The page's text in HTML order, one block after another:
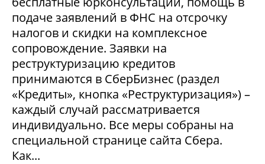
подаче заявлений в ФНС на отсрочку
налогов и скидки на комплексное
сопровождение. Заявки на
реструктуризацию кредитов
принимаются в СберБизнес (раздел
«Кредиты», кнопка «Реструктуризация») –
каждый случай рассматривается
индивидуально. Все меры собраны на
специальной странице сайта Сбера.
Как...